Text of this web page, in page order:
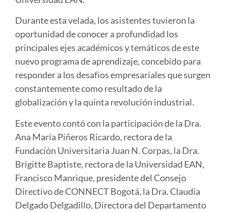
Durante esta velada, los asistentes tuvieron la
oportunidad de conocer a profundidad los
principales ejes académicos y temáticos de este
nuevo programa de aprendizaje, concebido para
responder a los desafíos empresariales que surgen
constantemente como resultado de la
globalización y la quinta revolución industrial.
Este evento contó con la participación de la Dra.
Ana María Piñeros Ricardo, rectora de la
Fundación Universitaria Juan N. Corpas, la Dra.
Brigitte Baptiste, rectora de la Universidad EAN,
Francisco Manrique, presidente del Consejo
Directivo de CONNECT Bogotá, la Dra. Claudia
Delgado Delgadillo, Directora del Departamento